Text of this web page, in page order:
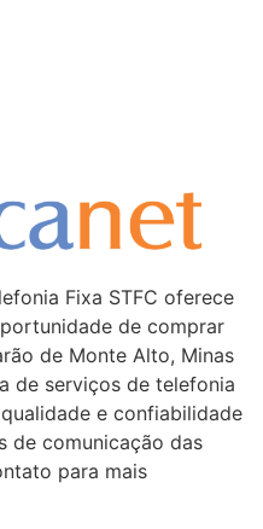
Fixa STFC oferece
de comprar
de Monte Alto, Minas
de serviços de telefonia
e confiabilidade
de comunicação das
para mais